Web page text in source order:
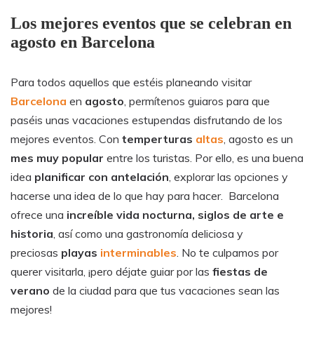
Los mejores eventos que se celebran en
agosto en Barcelona
Para todos aquellos que estéis planeando visitar
Barcelona en agosto , permítenos guiaros para que
paséis unas vacaciones estupendas disfrutando de los
mejores eventos. Con temperturas altas , agosto es un
mes muy popular entre los turistas. Por ello, es una buena
idea planificar con antelación , explorar las opciones y
hacerse una idea de lo que hay para hacer. Barcelona
ofrece una increíble vida nocturna, siglos de arte e
historia , así como una gastronomía deliciosa y
preciosas playas interminables . No te culpamos por
querer visitarla, ¡pero déjate guiar por las fiestas de
verano de la ciudad para que tus vacaciones sean las
mejores!